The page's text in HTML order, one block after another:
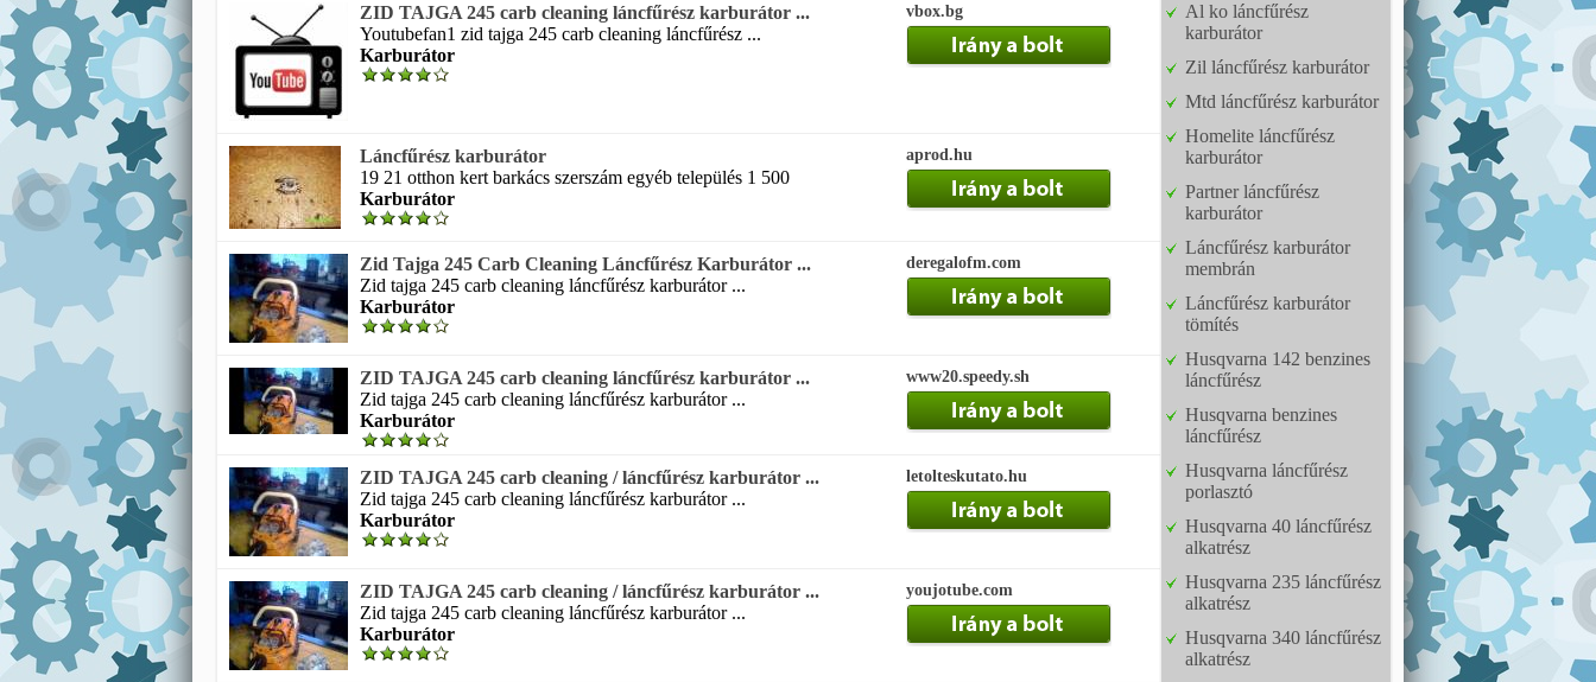
ZID TAJGA 245 carb cleaning láncfűrész karburátor ...
Youtubefan1 zid tajga 245 carb cleaning láncfűrész ...
Karburátor
vbox.bg
Láncfűrész karburátor
19 21 otthon kert barkács szerszám egyéb település 1 500
Karburátor
aprod.hu
Zid Tajga 245 Carb Cleaning Láncfűrész Karburátor ...
Zid tajga 245 carb cleaning láncfűrész karburátor ...
Karburátor
deregalofm.com
ZID TAJGA 245 carb cleaning láncfűrész karburátor ...
Zid tajga 245 carb cleaning láncfűrész karburátor ...
Karburátor
www20.speedy.sh
ZID TAJGA 245 carb cleaning / láncfűrész karburátor ...
Zid tajga 245 carb cleaning láncfűrész karburátor ...
Karburátor
letolteskutato.hu
ZID TAJGA 245 carb cleaning / láncfűrész karburátor ...
Zid tajga 245 carb cleaning láncfűrész karburátor ...
Karburátor
youjotube.com
Al ko láncfűrész
karburátor
Zil láncfűrész karburátor
Mtd láncfűrész karburátor
Homelite láncfűrész
karburátor
Partner láncfűrész
karburátor
Láncfűrész karburátor
membrán
Láncfűrész karburátor
tömítés
Husqvarna 142 benzines
láncfűrész
Husqvarna benzines
láncfűrész
Husqvarna láncfűrész
porlasztó
Husqvarna 40 láncfűrész
alkatrész
Husqvarna 235 láncfűrész
alkatrész
Husqvarna 340 láncfűrész
alkatrész